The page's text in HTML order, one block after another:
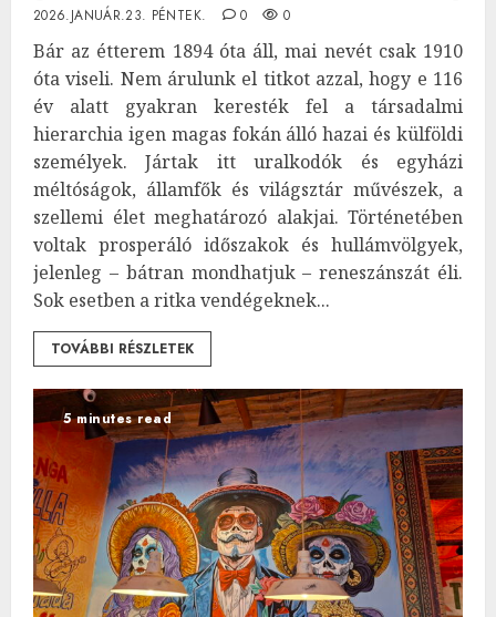
2026.JANUÁR.23. PÉNTEK.
0 0
Bár az étterem 1894 óta áll, mai nevét csak 1910
óta viseli. Nem árulunk el titkot azzal, hogy e 116
év alatt gyakran keresték fel a társadalmi
hierarchia igen magas fokán álló hazai és külföldi
személyek. Jártak itt uralkodók és egyházi
méltóságok, államfők és világsztár művészek, a
szellemi élet meghatározó alakjai. Történetében
voltak prosperáló időszakok és hullámvölgyek,
jelenleg – bátran mondhatjuk – reneszánszát éli.
Sok esetben a ritka vendégeknek...
TOVÁBBI RÉSZLETEK
5 minutes read